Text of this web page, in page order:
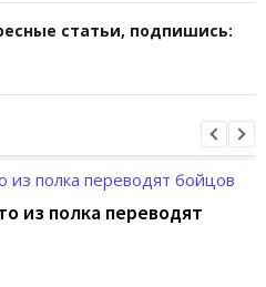
статьи, подпишись:
из полка переводят